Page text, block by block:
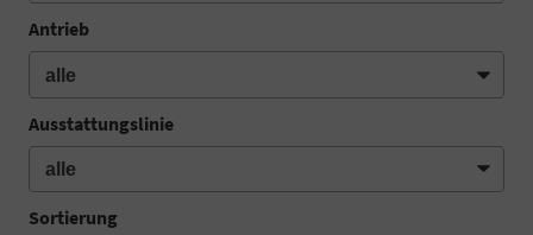
Antrieb
Ausstattungslinie
Sortierung